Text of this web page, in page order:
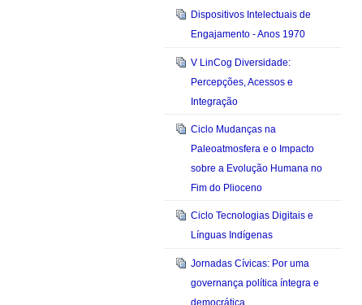
Dispositivos Intelectuais de
Engajamento - Anos 1970
V LinCog Diversidade:
Percepções, Acessos e
Integração
Ciclo Mudanças na
Paleoatmosfera e o Impacto
sobre a Evolução Humana no
Fim do Plioceno
Ciclo Tecnologias Digitais e
Línguas Indígenas
Jornadas Cívicas: Por uma
governança política íntegra e
democrática